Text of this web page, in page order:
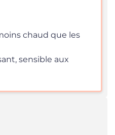
chaud que les
sensible aux